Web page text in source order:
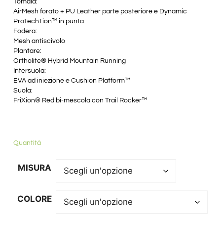
Tomaia:
AirMesh forato + PU Leather parte posteriore e Dynamic
ProTechTion™ in punta
Fodera:
Mesh antiscivolo
Plantare:
Ortholite® Hybrid Mountain Running
Intersuola:
EVA ad iniezione e Cushion Platform™
Suola:
FriXion® Red bi-mescola con Trail Rocker™
Quantità
MISURA
COLORE